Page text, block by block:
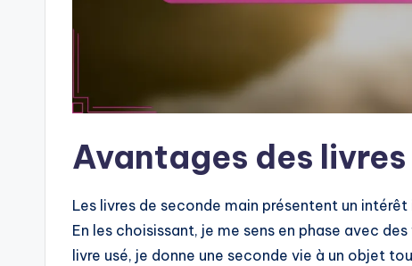
Avantages des
Les livres de seconde main présentent un
En les choisissant, je me sens en phase avec
livre usé, je donne une seconde vie à un objet